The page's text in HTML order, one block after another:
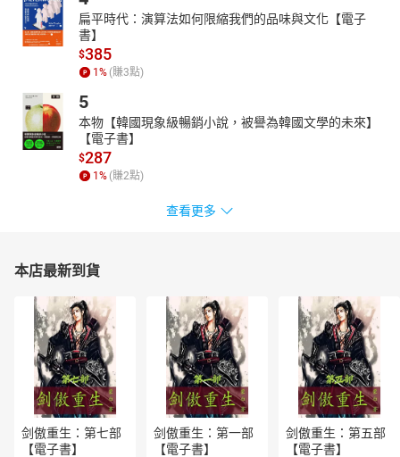
扁平時代：演算法如何限縮我們的品味與文化【電子
書】
$385
1% (賺3點)
5
本物【韓國現象級暢銷小說，被譽為韓國文學的未來】
【電子書】
$287
1% (賺2點)
查看更多
本店最新到貨
剑傲重生：第七部
【電子書】
剑傲重生：第一部
【電子書】
剑傲重生：第五部
【電子書】